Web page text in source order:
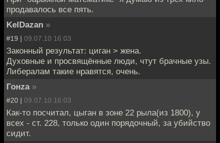
продавалось все пять.
KelDazan »
#19 | 09.07.10 16:03
Законный результат: циган > жена.
Духовные и просвящённые люди, чтут брачные узы.
Либералам такие нравятся, очень.
Гонzа »
#20 | 09.07.10 16:03
Как-то посчитал, цыган в зоне 22 рыла(из 1800), у
всех - ст. 228, только один порядочный, за убийство
сидит.